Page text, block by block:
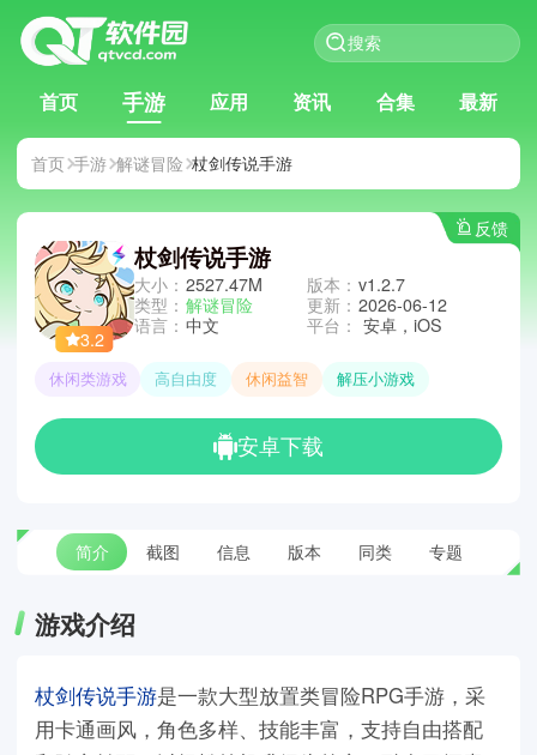
首页 手游 应用 资讯 合集 最新
首页 手游 解谜冒险 杖剑传说手游
反馈
3.2
杖剑传说手游
大小： 2527.47M
类型： 解谜冒险
语言： 中文
版本： v1.2.7
更新： 2026-06-12
平台： 安卓，iOS
休闲类游戏 高自由度 休闲益智 解压小游戏
安卓下载
简介 截图 信息 版本 同类 专题
游戏介绍
杖剑传说手游是一款大型放置类冒险RPG手游，采
用卡通画风，角色多样、技能丰富，支持自由搭配